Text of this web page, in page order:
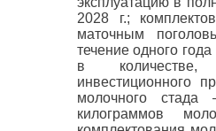
2028 г.;
маточным
течение одного
в количестве,
инвестиционного
молочного
килограммов